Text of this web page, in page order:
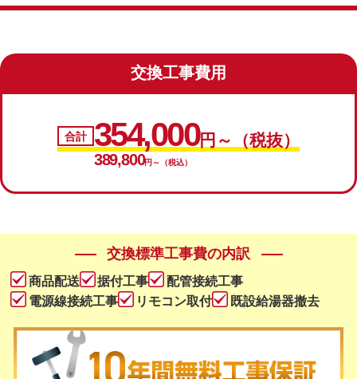
交換工事費用
合計 354,000円～（税抜）
389,800円～（税込）
交換標準工事費の内訳
商品配送 据付工事
配管接続工事
電源線接続工事
リモコン取付 既設給湯器撤去